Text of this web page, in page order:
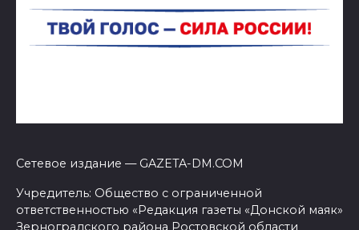
Сетевое издание — GAZETA-DM.COM
Учредитель: Общество с ограниченной
ответственностью «Редакция газеты «Донской маяк»
Зерноградского района Ростовской области